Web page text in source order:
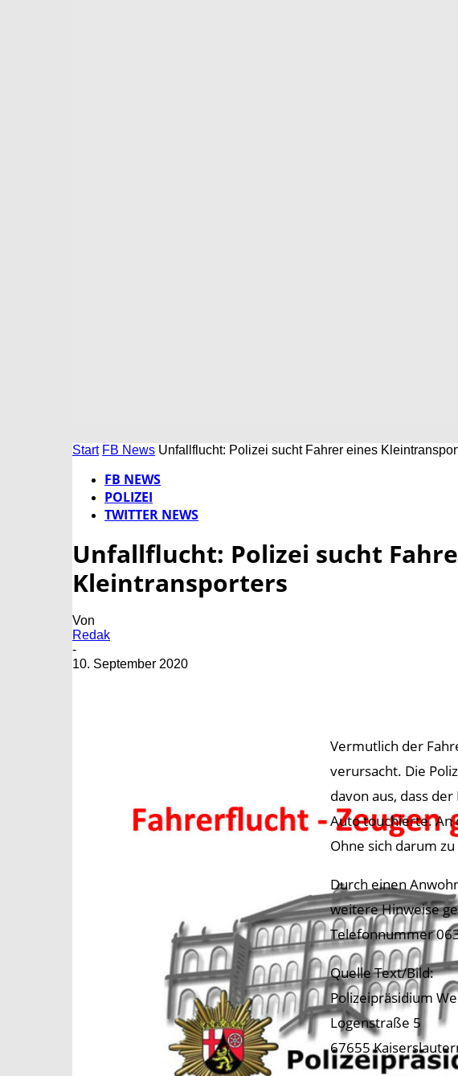
Start FB News Unfallflucht: Polizei sucht Fahrer eines
FB NEWS
POLIZEI
TWITTER NEWS
Unfallflucht: Polizei sucht
Kleintransporters
Von
Redak
-
10. September 2020
Vermutlich der
verursacht. Die
davon aus, dass
Auto touchierte. An
Ohne sich darum
Durch einen
weitere Hinweise
Telefonnummer
Quelle Text/Bild:
Polizeipräsidium
Logenstraße 5
67655